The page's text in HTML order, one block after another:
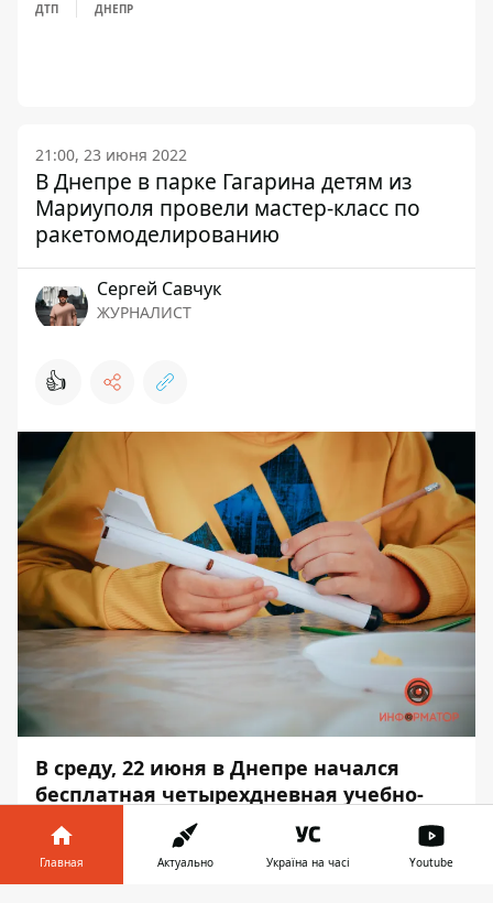
ДТП ДНЕПР
21:00, 23 июня 2022
В Днепре в парке Гагарина детям из
Мариуполя провели мастер-класс по
ракетомоделированию
Сергей Савчук
ЖУРНАЛИСТ
👍
В среду, 22 июня в Днепре начался
бесплатная четырехдневная учебно-
развлекательная программа для детей
из Мариуполя. Во время программы
дети проходят мастер-классы по
Главная Актуально Україна на часі Youtube